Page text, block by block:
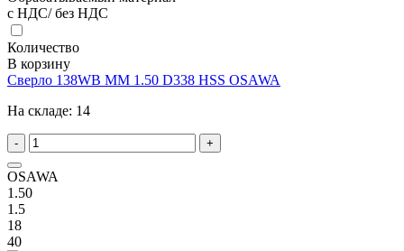
с НДС/ без НДС
Количество
В корзину
Сверло 138WB MM 1.50 D338 HSS OSAWA
На складе: 14
- +
OSAWA
1.50
1.5
18
40